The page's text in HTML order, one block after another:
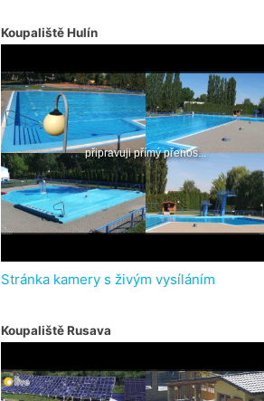
Koupaliště Hulín
Stránka kamery s živým vysíláním
Koupaliště Rusava